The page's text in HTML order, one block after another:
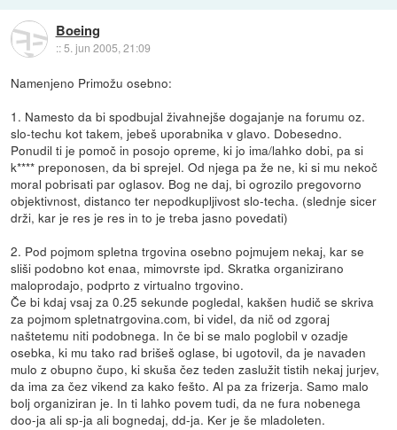
Boeing
::5. jun 2005, 21:09
Namenjeno Primožu osebno:
1. Namesto da bi spodbujal živahnejše dogajanje na forumu oz.
slo-techu kot takem, jebeš uporabnika v glavo. Dobesedno.
Ponudil ti je pomoč in posojo opreme, ki jo ima/lahko dobi, pa si
k**** preponosen, da bi sprejel. Od njega pa že ne, ki si mu nekoč
moral pobrisati par oglasov. Bog ne daj, bi ogrozilo pregovorno
objektivnost, distanco ter nepodkupljivost slo-techa. (slednje sicer
drži, kar je res je res in to je treba jasno povedati)
2. Pod pojmom spletna trgovina osebno pojmujem nekaj, kar se
sliši podobno kot enaa, mimovrste ipd. Skratka organizirano
maloprodajo, podprto z virtualno trgovino.
Če bi kdaj vsaj za 0.25 sekunde pogledal, kakšen hudič se skriva
za pojmom spletnatrgovina.com, bi videl, da nič od zgoraj
naštetemu niti podobnega. In če bi se malo poglobil v ozadje
osebka, ki mu tako rad brišeš oglase, bi ugotovil, da je navaden
mulo z obupno čupo, ki skuša čez teden zaslužit tistih nekaj jurjev,
da ima za čez vikend za kako fešto. Al pa za frizerja. Samo malo
bolj organiziran je. In ti lahko povem tudi, da ne fura nobenega
doo-ja ali sp-ja ali bognedaj, dd-ja. Ker je še mladoleten.